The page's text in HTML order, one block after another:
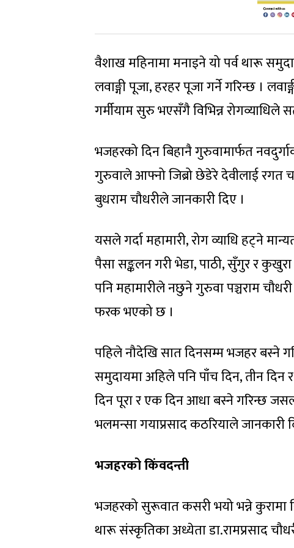
वैशाख महिनामा मनाइने यो पर्व थारू
लवाङ्गी पूजा, हरहर पूजा गर्ने गरिन्छ ।
गर्मीयाम सुरु भएसँगै विभिन्न रोगव्याधिले
भजहरको दिन बिहानै गुरुवामार्फत
गुरुवाले आफ्नो जिब्रो छेडेरे देवीलाई रगत
बुधराम चौधरीले जानकारी दिए ।
यसले गर्दा महामारी, रोग व्याधि हट्ने
पैसा सङ्कलन गरी भेडा, पाठी, सुँगुर र
पनि महामारीले नछुने गुरुवा पञ्चराम
फरक भएको छ ।
पहिले नौदेखि सात दिनसम्म भजहर बस्ने
समुदायमा अहिले पनि पाँच दिन, तीन दिन
दिन पूरा र एक दिन आधा बस्ने गरिन्छ
भलमन्सा गयाप्रसाद कठरियाले जानकारी
भजहरको किंवदन्ती
भजहरको सुरूवात कसरी भयो भन्ने कुरामा
थारू संस्कृतिका अध्येता डा.रामप्रसाद